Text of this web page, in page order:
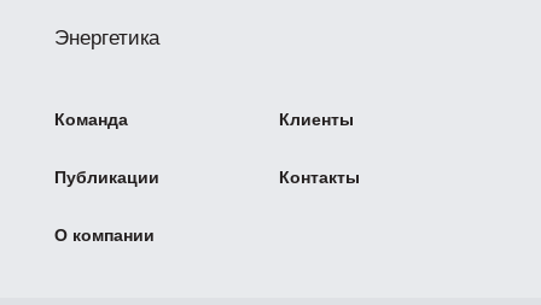
Энергетика
Команда Клиенты
Публикации Контакты
О компании